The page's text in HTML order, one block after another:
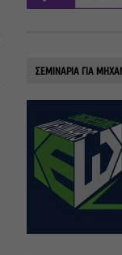
ΣΕΜΙΝΑΡΙΑ ΓΙΑ